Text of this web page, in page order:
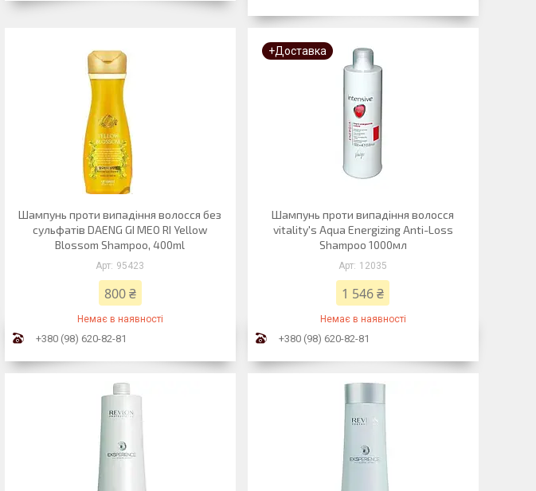
Шампунь проти випадіння волосся без
сульфатів DAENG GI MEO RI Yellow
Blossom Shampoo, 400ml
95423
800 ₴
Немає в наявності
+380 (98) 620-82-81
+Доставка
Шампунь проти випадіння волосся
vitality's Aqua Energizing Anti-Loss
Shampoo 1000мл
12035
1 546 ₴
Немає в наявності
+380 (98) 620-82-81